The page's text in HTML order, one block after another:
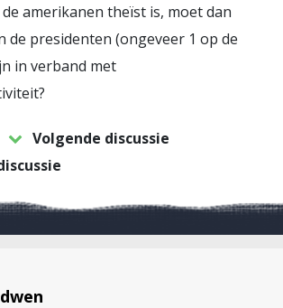
de amerikanen theïst is, moet dan
de presidenten (ongeveer 1 op de
in verband met
Volgende discussie